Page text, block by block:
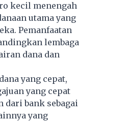
kecil menengah
utama yang
Pemanfaatan
lembaga
dana dan
yang cepat,
yang cepat
dari bank sebagai
yang